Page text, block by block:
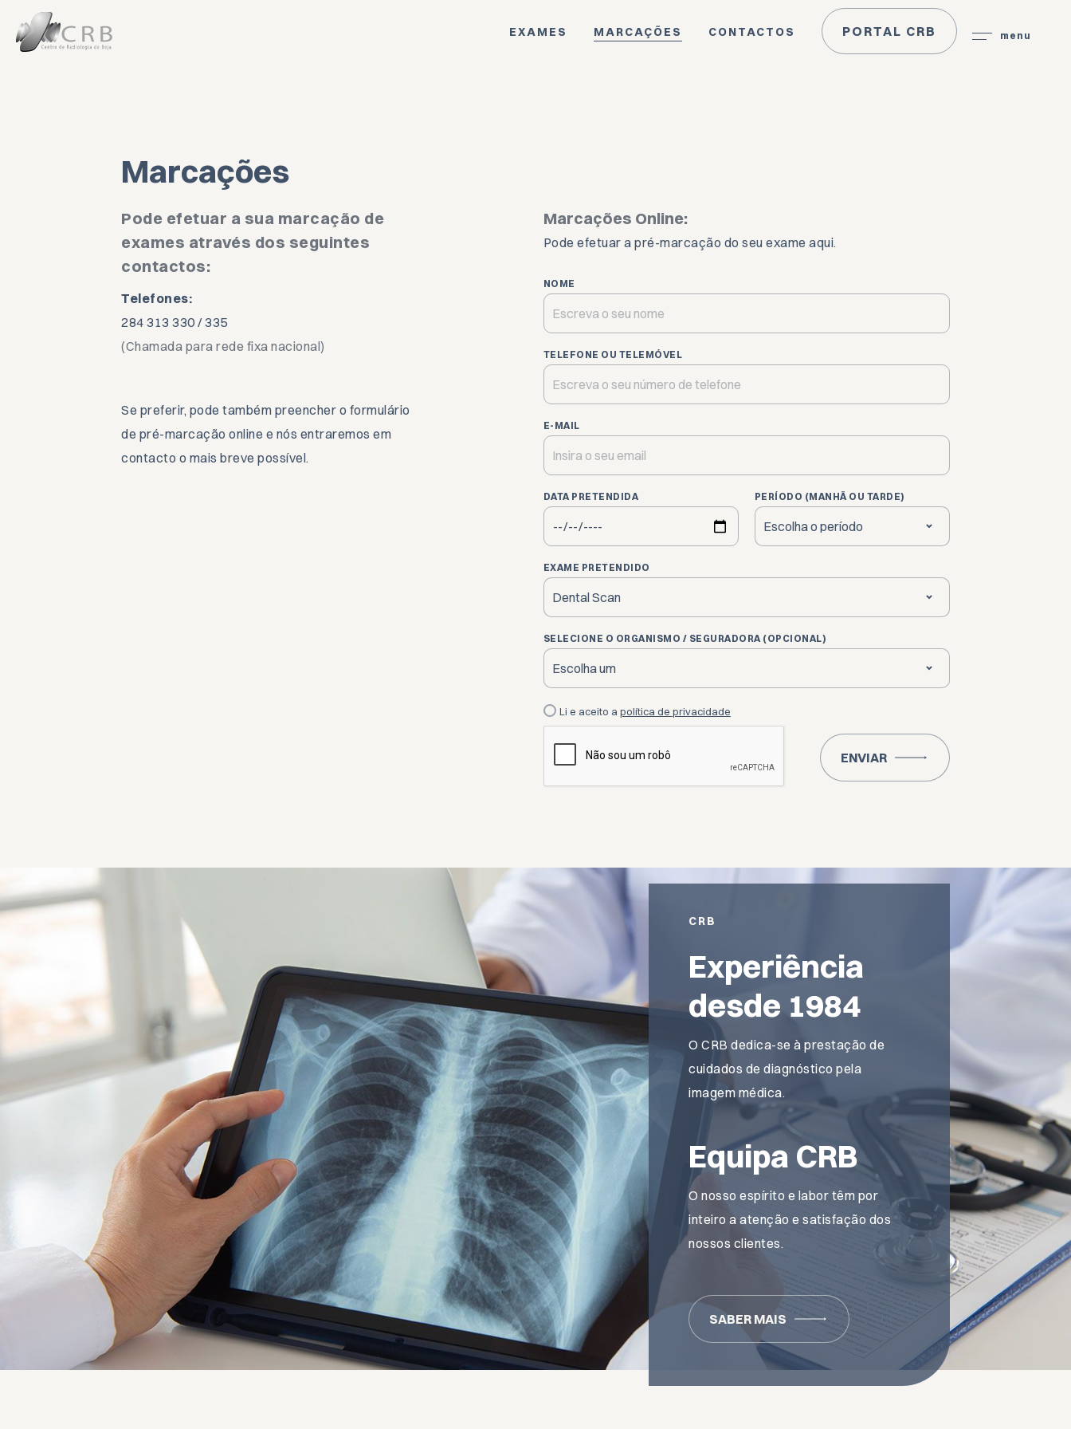
Marcações
Contactos
PROTOCOLOS
CONDIÇÕES LEGAIS
EXAMES MARCAÇÕES CONTACTOS PORTAL CRB menu
Marcações
Pode efetuar a sua marcação de
exames através dos seguintes
contactos:
Telefones:
284 313 330 / 335
(Chamada para rede fixa nacional)
Se preferir, pode também preencher o formulário
de pré-marcação online e nós entraremos em
contacto o mais breve possível.
Marcações Online:
Pode efetuar a pré-marcação do seu exame aqui.
NOME
TELEFONE OU TELEMÓVEL
E-MAIL
DATA PRETENDIDA PERÍODO (MANHÃ OU TARDE)
EXAME PRETENDIDO
SELECIONE O ORGANISMO / SEGURADORA (OPCIONAL)
Li e aceito a política de privacidade
ENVIAR
CRB
Experiência
desde 1984
O CRB dedica-se à prestação de
cuidados de diagnóstico pela
imagem médica.
Equipa CRB
O nosso espírito e labor têm por
inteiro a atenção e satisfação dos
nossos clientes.
SABER MAIS